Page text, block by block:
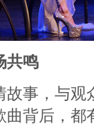
鸣
事，与观
背后，都